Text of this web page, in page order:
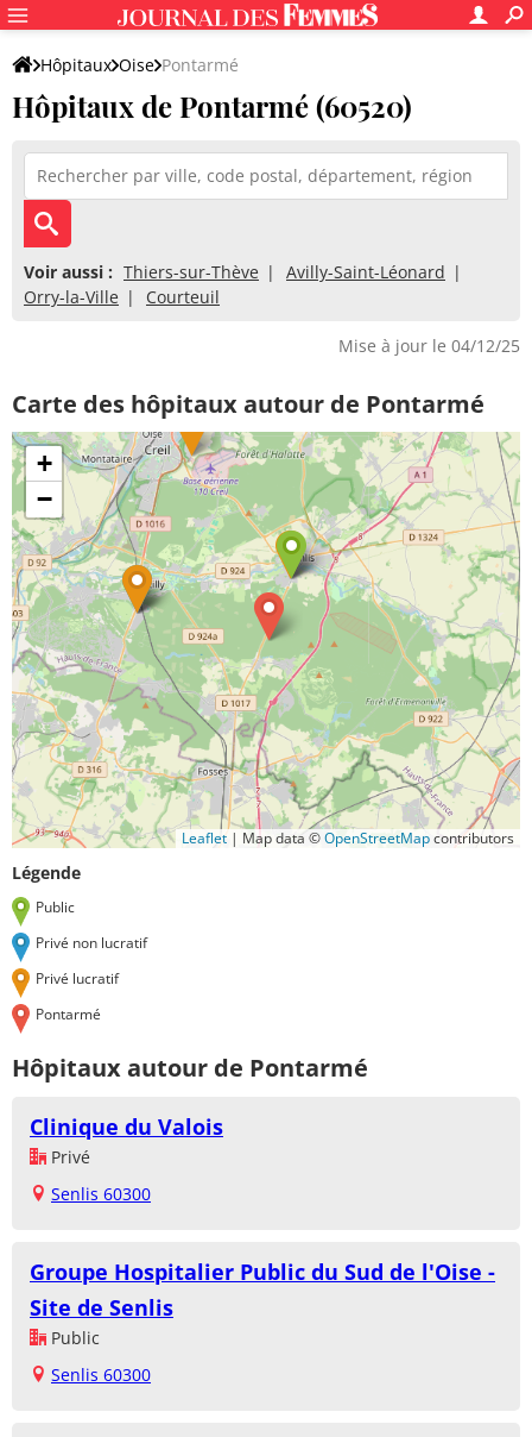
Hôpitaux Oise Pontarmé
Hôpitaux de Pontarmé (60520)
Voir aussi : Thiers-sur-Thève
Avilly-Saint-Léonard
Orry-la-Ville
Courteuil
Mise à jour le 04/12/25
Carte des hôpitaux autour de Pontarmé
+
−
Leaflet | Map data ©OpenStreetMapcontributors
Légende
Public
Privé non lucratif
Privé lucratif
Pontarmé
Hôpitaux autour de Pontarmé
Clinique du Valois
Privé
Senlis 60300
Groupe Hospitalier Public du Sud de l'Oise -
Site de Senlis
Public
Senlis 60300